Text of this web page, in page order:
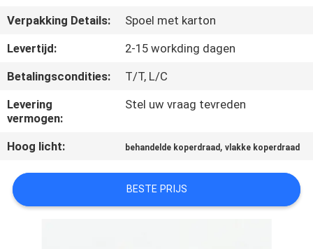
NIEUWS
OM EEN
CITAAT
SITEMAP
Verpakking Details:
Spoel met karton
Levertijd:
2-15 workding dagen
Betalingscondities:
T/T, L/C
Levering
vermogen:
Stel uw vraag tevreden
Hoog licht: behandelde koperdraad ,vlakke koperdraad
BESTE PRIJS